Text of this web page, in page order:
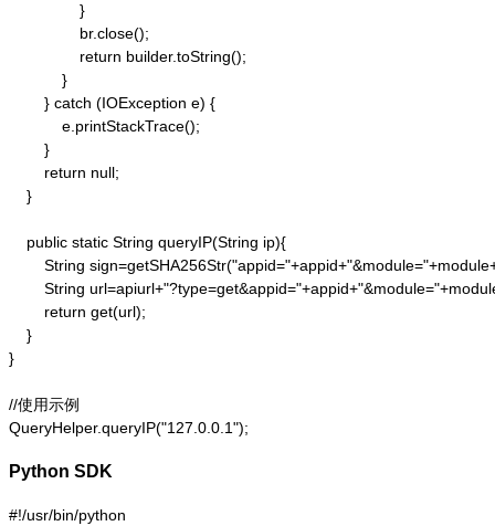
                }
                br.close();
                return builder.toString();
            }
        } catch (IOException e) {
            e.printStackTrace();
        }
        return null;
    }
    public static String queryIP(String ip){
String
String
        return get(url);
    }
}
//使用示例
QueryHelper.queryIP("127.0.0.1");
Python SDK
#!/usr/bin/python